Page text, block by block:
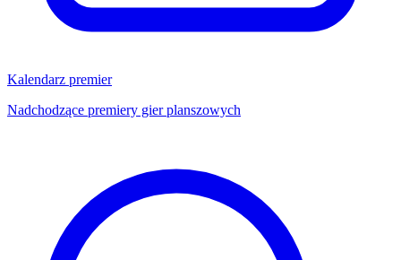
Kalendarz premier
Nadchodzące premiery gier planszowych